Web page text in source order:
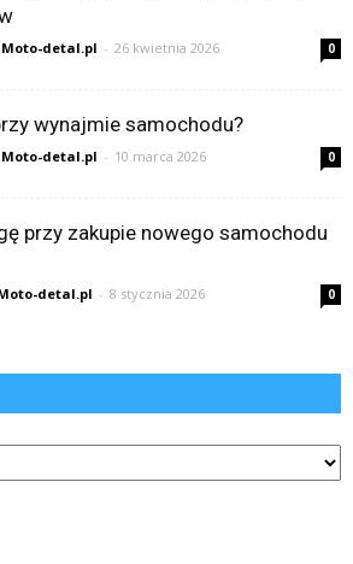
detal.pl - 26 kwietnia 2026 0
wynajmie samochodu?
detal.pl - 10 marca 2026 0
przy zakupie nowego samochodu
detal.pl - 8 stycznia 2026 0